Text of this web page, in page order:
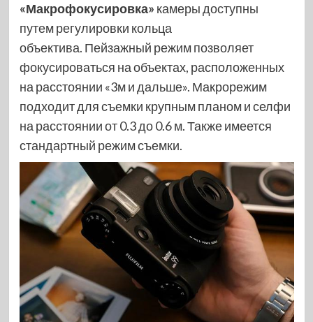
«Макрофокусировка» камеры доступны
путем регулировки кольца
объектива. Пейзажный режим позволяет
фокусироваться на объектах, расположенных
на расстоянии «3м и дальше». Макрорежим
подходит для съемки крупным планом и селфи
на расстоянии от 0.3 до 0.6 м. Также имеется
стандартный режим съемки.